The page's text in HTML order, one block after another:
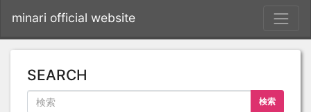
minari official website
SEARCH
検索